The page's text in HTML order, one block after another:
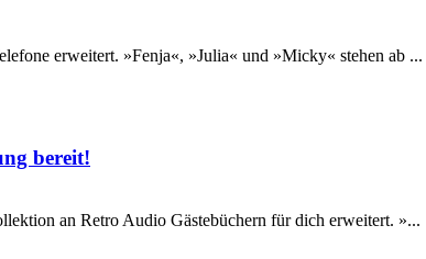
erweitert. »Fenja«, »Julia« und »Micky« stehen ab ...
bereit!
an Retro Audio Gästebüchern für dich erweitert. »...